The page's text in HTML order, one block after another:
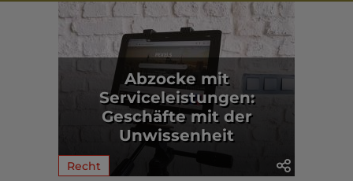
Abzocke mit
Serviceleistungen:
Geschäfte mit der
Unwissenheit
Recht